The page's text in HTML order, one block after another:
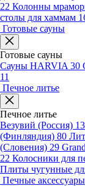
22 Колонны
столы для хаммам
Готовые сауны
Готовые сауны
Сауны HARVIA 30
11
Печное литье
Печное литье
Везувий (Россия)
(Финляндия) 80
(Словения) 29
22 Колосники для
Плиты чугунные
Печные аксессуары